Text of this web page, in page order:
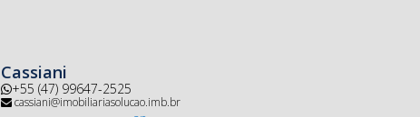
Cassiani
+55 (47) 99647-2525
cassiani@imobiliariasolucao.imb.br